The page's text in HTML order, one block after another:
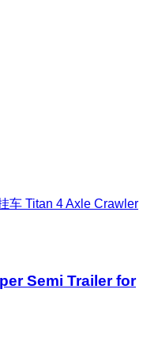
车 Titan 4 Axle Crawler
Semi Trailer for